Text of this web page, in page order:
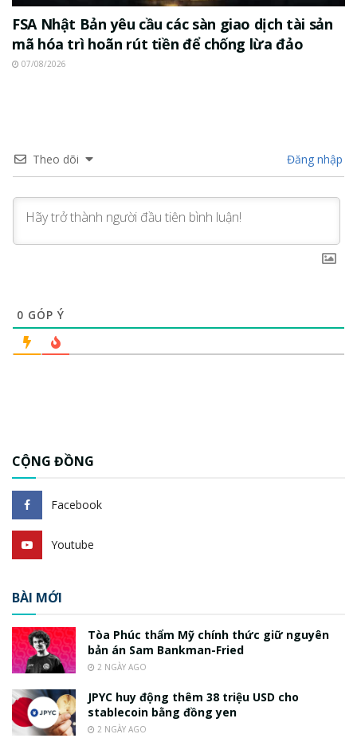
FSA Nhật Bản yêu cầu các sàn giao dịch tài sản
mã hóa trì hoãn rút tiền để chống lừa đảo
07/08/2026
Theo dõi Đăng nhập
0 GÓP Ý
CỘNG ĐỒNG
Facebook
Youtube
BÀI MỚI
Tòa Phúc thẩm Mỹ chính thức giữ nguyên
bản án Sam Bankman-Fried
2 NGÀY AGO
JPYC huy động thêm 38 triệu USD cho
stablecoin bằng đồng yen
2 NGÀY AGO